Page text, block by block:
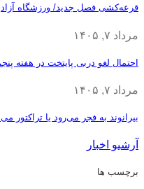
قرعه‎‌کشی فصل جدید/ ورزشگاه آزادی تا نیم‌فصل آماده می‌شود؟
مرداد ۷, ۱۴۰۵
احتمال لغو دربی پایتخت در هفته
مرداد ۷, ۱۴۰۵
بیرانوند به فجر می‌رود یا تراکتور
آرشیو اخبار
برچسب ها